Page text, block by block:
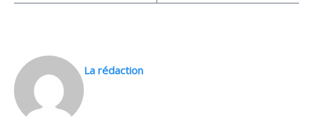
La rédaction